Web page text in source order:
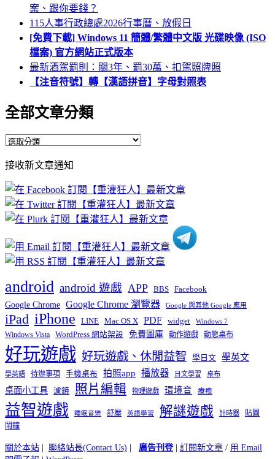
案、跟你要錢？
115人事行政總處2026行事曆、放假日
[免費下載] Windows 11 簡體/繁體中文版 光碟映像 (ISO
檔案) 官方網站正式版本
最新酒駕罰則：關3年、罰30萬、扣駕照牌照
【注音符號】轉【漢語拼音】字母對照表
全部文章分類
全
文
章
分
類
接收新文章通知
android android 遊戲 APP BBS Facebook
Google Chrome Google Chrome 瀏覽器 Google 與其他 Google 應用
iPad iPhone LINE Mac OS X PDF widget Windows 7
Windows Vista WordPress 網站架設 免費圖庫 動作遊戲 動態桌布
好玩遊戲 好玩遊戲、休閒益智 學日文 學英文
學英語 待辦事項 手機桌布 拍照app 播放器 日文學習 桌布
桌面小工具 濾鏡 照片編輯 物理遊戲 環境音 療癒
益智遊戲 睡眠音樂 舒壓 英語學習 解謎遊戲 計時器
貼圖
鬧鐘
關於本站 聯絡站長(Contact Us) 廣告刊登| 訂閱新文章 / 用 Email